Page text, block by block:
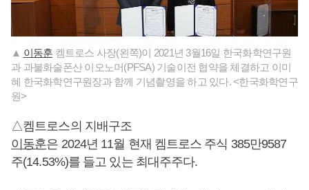
▲ 이동훈 켐트로스 사장(왼쪽)이 2021년 3월16일 한국화학연구원
과 과불화술폰산 이오노머(PFSA) 기술이전 협약을 체결하고 이미
혜 한국화학연구원장과 함께 기념촬영을 하고 있다. <한국화학연구
원>
△켐트로스의 지배구조
이동훈은 2024년 11월 현재 켐트로스 주식 385만9587
주(14.53%)를 들고 있는 최대주주다.